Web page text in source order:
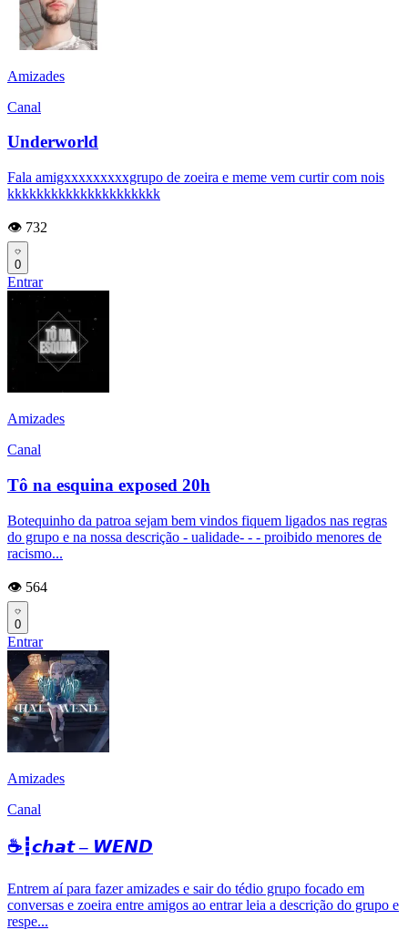
Amizades
Canal
Underworld
Fala amigxxxxxxxxxgrupo de zoeira e meme vem curtir com nois
kkkkkkkkkkkkkkkkkkkkk
👁️ 732
0
Entrar
Amizades
Canal
Tô na esquina exposed 20h
Botequinho da patroa sejam bem vindos fiquem ligados nas regras
do grupo e na nossa descrição - ualidade- - - proibido menores de
racismo...
👁️ 564
0
Entrar
Amizades
Canal
☕┋𝙘𝙝𝙖𝙩 – 𝙒𝙀𝙉𝘿
Entrem aí para fazer amizades e sair do tédio grupo focado em
conversas e zoeira entre amigos ao entrar leia a descrição do grupo e
respe...